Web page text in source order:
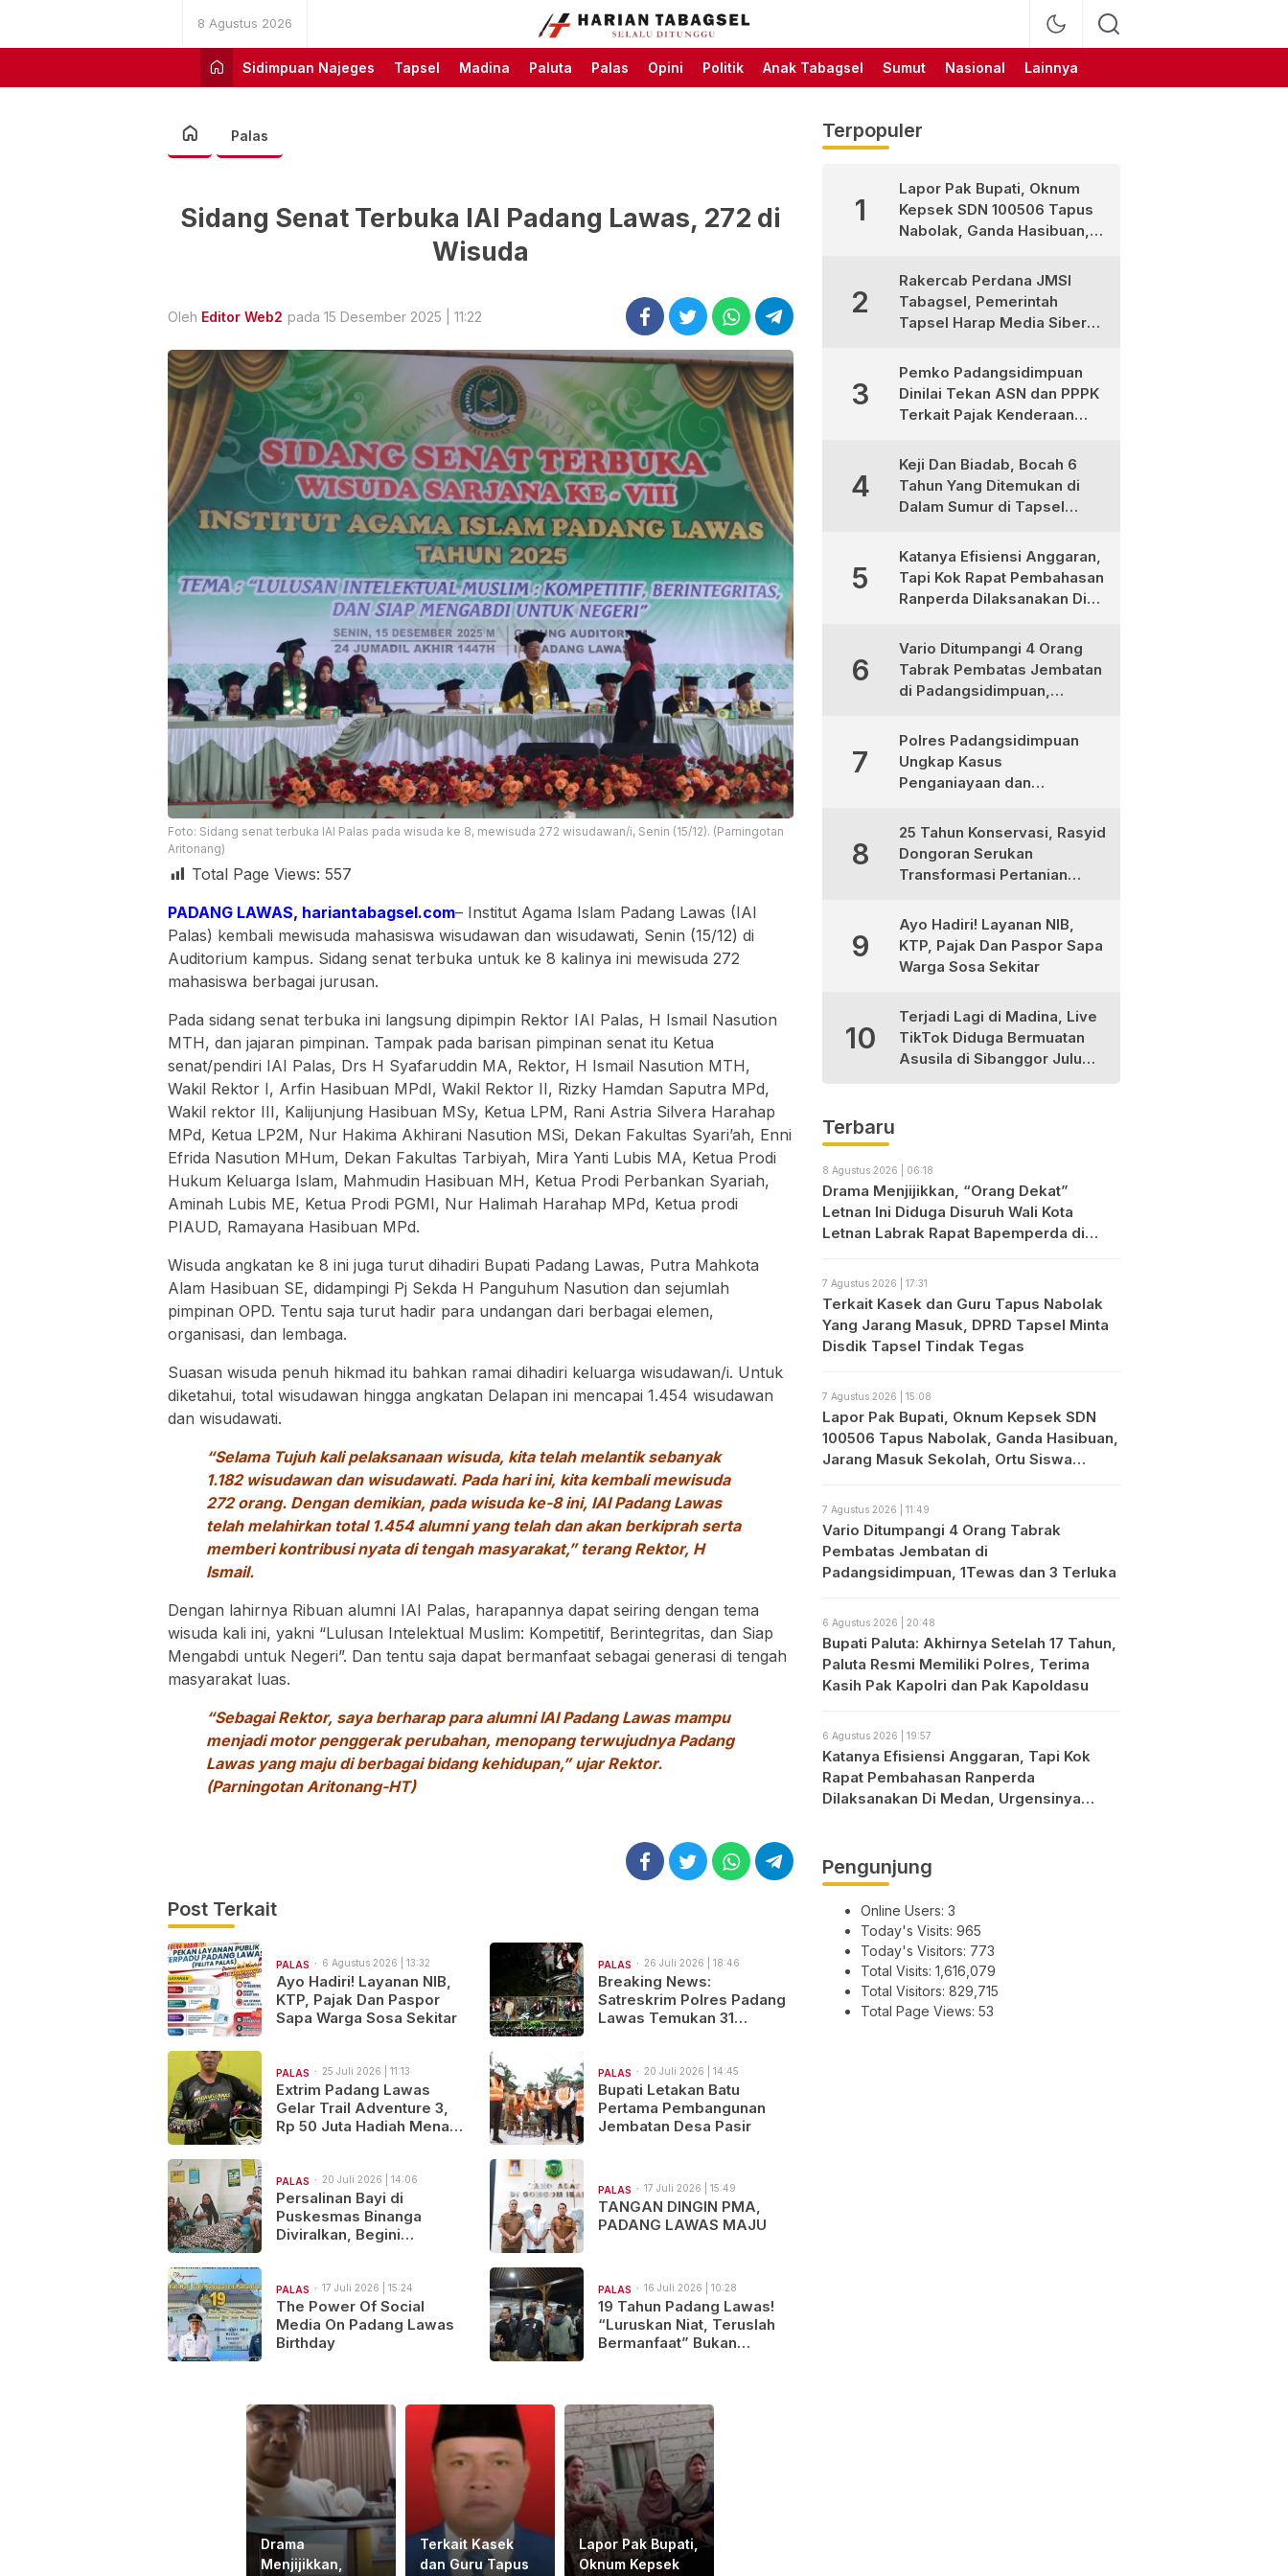
8 Agustus 2026
Harian Tabagsel
Harian Tabagsel Official
Website
Sidimpuan Najeges
Tapsel Madina Paluta Palas Opini Politik Anak Tabagsel Sumut Nasional Lainnya
Palas
Sidang Senat Terbuka IAI Padang Lawas, 272 di
Wisuda
Oleh Editor Web2 pada 15 Desember 2025 | 11:22
Foto: Sidang senat terbuka IAI Palas pada wisuda ke 8, mewisuda 272 wisudawan/i, Senin (15/12). (Parningotan
Aritonang)
Total Page Views: 557
PADANG LAWAS, hariantabagsel.com– Institut Agama Islam Padang Lawas (IAI
Palas) kembali mewisuda mahasiswa wisudawan dan wisudawati, Senin (15/12) di
Auditorium kampus. Sidang senat terbuka untuk ke 8 kalinya ini mewisuda 272
mahasiswa berbagai jurusan.
Pada sidang senat terbuka ini langsung dipimpin Rektor IAI Palas, H Ismail Nasution
MTH, dan jajaran pimpinan. Tampak pada barisan pimpinan senat itu Ketua
senat/pendiri IAI Palas, Drs H Syafaruddin MA, Rektor, H Ismail Nasution MTH,
Wakil Rektor I, Arfin Hasibuan MPdI, Wakil Rektor II, Rizky Hamdan Saputra MPd,
Wakil rektor III, Kalijunjung Hasibuan MSy, Ketua LPM, Rani Astria Silvera Harahap
MPd, Ketua LP2M, Nur Hakima Akhirani Nasution MSi, Dekan Fakultas Syari’ah, Enni
Efrida Nasution MHum, Dekan Fakultas Tarbiyah, Mira Yanti Lubis MA, Ketua Prodi
Hukum Keluarga Islam, Mahmudin Hasibuan MH, Ketua Prodi Perbankan Syariah,
Aminah Lubis ME, Ketua Prodi PGMI, Nur Halimah Harahap MPd, Ketua prodi
PIAUD, Ramayana Hasibuan MPd.
Wisuda angkatan ke 8 ini juga turut dihadiri Bupati Padang Lawas, Putra Mahkota
Alam Hasibuan SE, didampingi Pj Sekda H Panguhum Nasution dan sejumlah
pimpinan OPD. Tentu saja turut hadir para undangan dari berbagai elemen,
organisasi, dan lembaga.
Suasan wisuda penuh hikmad itu bahkan ramai dihadiri keluarga wisudawan/i. Untuk
diketahui, total wisudawan hingga angkatan Delapan ini mencapai 1.454 wisudawan
dan wisudawati.
“Selama Tujuh kali pelaksanaan wisuda, kita telah melantik sebanyak
1.182 wisudawan dan wisudawati. Pada hari ini, kita kembali mewisuda
272 orang. Dengan demikian, pada wisuda ke-8 ini, IAI Padang Lawas
telah melahirkan total 1.454 alumni yang telah dan akan berkiprah serta
memberi kontribusi nyata di tengah masyarakat,” terang Rektor, H
Ismail.
Dengan lahirnya Ribuan alumni IAI Palas, harapannya dapat seiring dengan tema
wisuda kali ini, yakni “Lulusan Intelektual Muslim: Kompetitif, Berintegritas, dan Siap
Mengabdi untuk Negeri”. Dan tentu saja dapat bermanfaat sebagai generasi di tengah
masyarakat luas.
“Sebagai Rektor, saya berharap para alumni IAI Padang Lawas mampu
menjadi motor penggerak perubahan, menopang terwujudnya Padang
Lawas yang maju di berbagai bidang kehidupan,” ujar Rektor.
(Parningotan Aritonang-HT)
Post Terkait
PALAS 6 Agustus 2026 | 13:32
Ayo Hadiri! Layanan NIB,
KTP, Pajak Dan Paspor
Sapa Warga Sosa Sekitar
PALAS 26 Juli 2026 | 18:46
Breaking News:
Satreskrim Polres Padang
Lawas Temukan 31
PALAS 25 Juli 2026 | 11:13
Extrim Padang Lawas
Gelar Trail Adventure 3,
Rp 50 Juta Hadiah Menanti
Hobi!
PALAS 20 Juli 2026 | 14:45
Bupati Letakan Batu
Pertama Pembangunan
Jembatan Desa Pasir
PALAS 20 Juli 2026 | 14:06
Persalinan Bayi di
Puskesmas Binanga
Diviralkan, Begini
PALAS 17 Juli 2026 | 15:49
TANGAN DINGIN PMA,
PADANG LAWAS MAJU
PALAS 17 Juli 2026 | 15:24
The Power Of Social
Media On Padang Lawas
Birthday
PALAS 16 Juli 2026 | 10:28
19 Tahun Padang Lawas!
“Luruskan Niat, Teruslah
Bermanfaat” Bukan
Drama
Menjijikkan,
Terkait Kasek
dan Guru Tapus
Lapor Pak Bupati,
Oknum Kepsek
Terpopuler
1
Lapor Pak Bupati, Oknum
Kepsek SDN 100506 Tapus
Nabolak, Ganda Hasibuan,
Siswa Protes
2
Rakercab Perdana JMSI
Tabagsel, Pemerintah
Tapsel Harap Media Siber
Pembangunan
3
Pemko Padangsidimpuan
Dinilai Tekan ASN dan PPPK
Terkait Pajak Kenderaan
4
Keji Dan Biadab, Bocah 6
Tahun Yang Ditemukan di
Dalam Sumur di Tapsel
Pembunuhan, Pelaku
Berhasil di Bekuk Polisi
5
Katanya Efisiensi Anggaran,
Tapi Kok Rapat Pembahasan
Ranperda Dilaksanakan Di
6
Vario Ditumpangi 4 Orang
Tabrak Pembatas Jembatan
di Padangsidimpuan,
7
Polres Padangsidimpuan
Ungkap Kasus
Penganiayaan dan
Diamankan
8
25 Tahun Konservasi, Rasyid
Dongoran Serukan
Transformasi Pertanian
9
Ayo Hadiri! Layanan NIB,
KTP, Pajak Dan Paspor Sapa
Warga Sosa Sekitar
10
Terjadi Lagi di Madina, Live
TikTok Diduga Bermuatan
Asusila di Sibanggor Julu
Terbaru
8 Agustus 2026 | 06:18
Drama Menjijikkan, “Orang Dekat”
Letnan Ini Diduga Disuruh Wali Kota
Letnan Labrak Rapat Bapemperda di
7 Agustus 2026 | 17:31
Terkait Kasek dan Guru Tapus Nabolak
Yang Jarang Masuk, DPRD Tapsel Minta
Disdik Tapsel Tindak Tegas
7 Agustus 2026 | 15:08
Lapor Pak Bupati, Oknum Kepsek SDN
100506 Tapus Nabolak, Ganda Hasibuan,
Jarang Masuk Sekolah, Ortu Siswa
7 Agustus 2026 | 11:49
Vario Ditumpangi 4 Orang Tabrak
Pembatas Jembatan di
Padangsidimpuan, 1Tewas dan 3 Terluka
6 Agustus 2026 | 20:48
Bupati Paluta: Akhirnya Setelah 17 Tahun,
Paluta Resmi Memiliki Polres, Terima
Kasih Pak Kapolri dan Pak Kapoldasu
6 Agustus 2026 | 19:57
Katanya Efisiensi Anggaran, Tapi Kok
Rapat Pembahasan Ranperda
Dilaksanakan Di Medan, Urgensinya
Pengunjung
Online Users: 3
Today's Visits: 965
Today's Visitors: 773
Total Visits: 1,616,079
Total Visitors: 829,715
Total Page Views: 53